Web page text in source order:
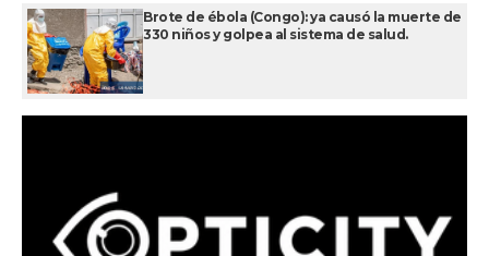
Brote de ébola (Congo): ya causó la muerte de
330 niños y golpea al sistema de salud.